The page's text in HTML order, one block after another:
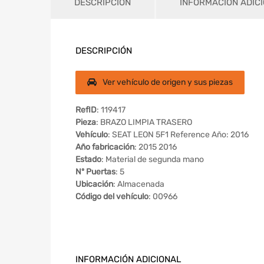
DESCRIPCIÓN INFORMACIÓN
DESCRIPCIÓN
Ver vehículo de origen y sus piezas
RefID: 119417
Pieza: BRAZO LIMPIA TRASERO
Vehículo: SEAT LEON 5F1 Reference Año: 2016
Año fabricación: 2015 2016
Estado: Material de segunda mano
Nº Puertas: 5
Ubicación: Almacenada
Código del vehículo: 00966
INFORMACIÓN ADICIONAL